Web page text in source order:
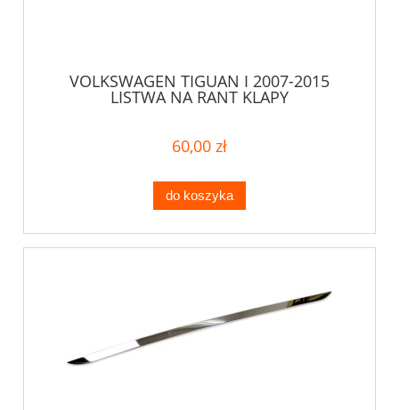
VOLKSWAGEN TIGUAN I 2007-2015
LISTWA NA RANT KLAPY
60,00 zł
do koszyka